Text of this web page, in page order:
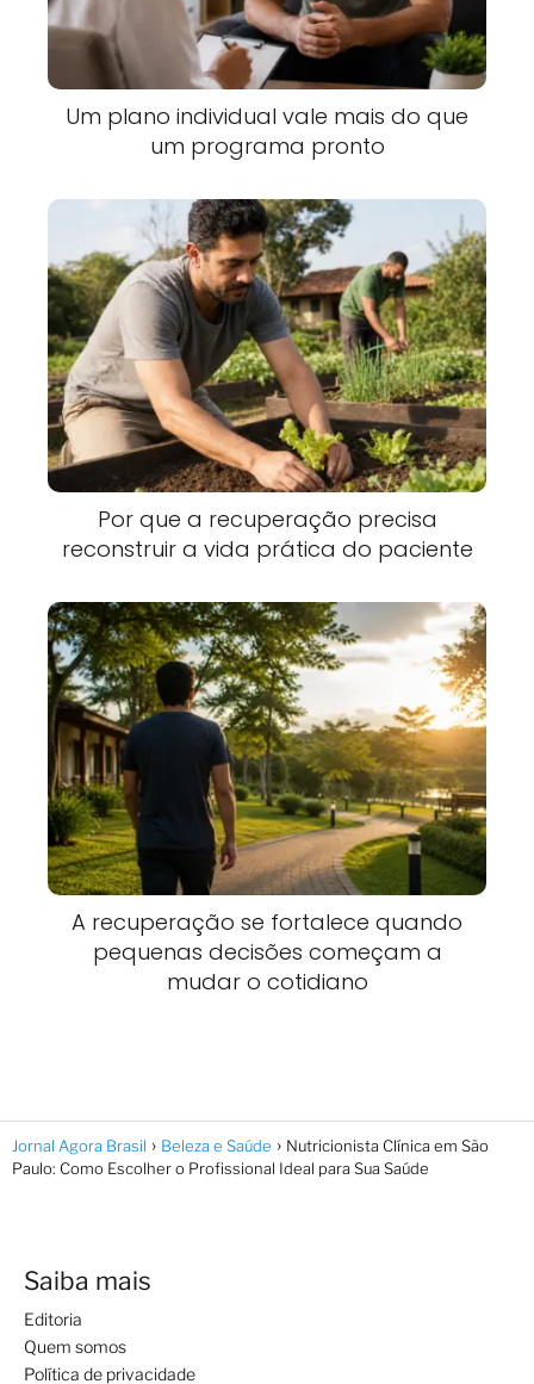
Um plano individual vale mais do que
um programa pronto
Por que a recuperação precisa
reconstruir a vida prática do paciente
A recuperação se fortalece quando
pequenas decisões começam a
mudar o cotidiano
Jornal Agora Brasil Beleza e Saúde
Nutricionista Clínica em São
Paulo: Como Escolher o Profissional Ideal para Sua Saúde
Saiba mais
Editoria
Quem somos
Política de privacidade